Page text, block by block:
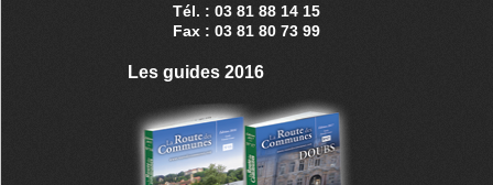
Tél. : 03 81 88 14 15
Fax : 03 81 80 73 99
Les guides 2016